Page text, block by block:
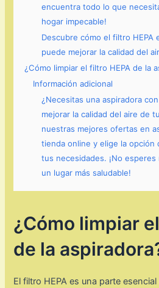
encuentra todo lo que
hogar impecable!
Descubre cómo el filtro HEPA
puede mejorar la calidad del
¿Cómo limpiar el filtro HEPA de la
Información adicional
¿Necesitas una aspiradora
mejorar la calidad del aire de
nuestras mejores ofertas en
tienda online y elige la opción
tus necesidades. ¡No
un lugar más saludable!
¿Cómo limpiar
de la
El filtro HEPA es una parte